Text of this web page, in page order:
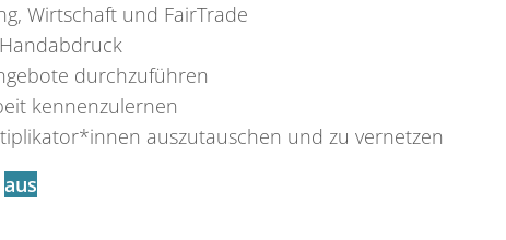
Wirtschaft und FairTrade
durchzuführen
kennenzulernen
auszutauschen und zu vernetzen
aus